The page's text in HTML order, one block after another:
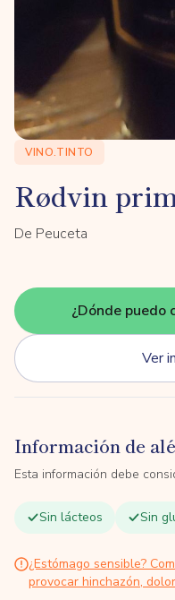
VINO.TINTO
Rødvin
De Peuceta
¿Dónde puedo
Ver
Información de
Esta información debe
Sin lácteos Sin
¿Estómago sensible?
provocar hinchazón,